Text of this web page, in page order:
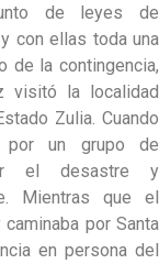
de leyes de
con ellas toda una
de la contingencia,
visitó la localidad
Zulia. Cuando
por un grupo de
el desastre y
Mientras que el
por Santa
en persona del